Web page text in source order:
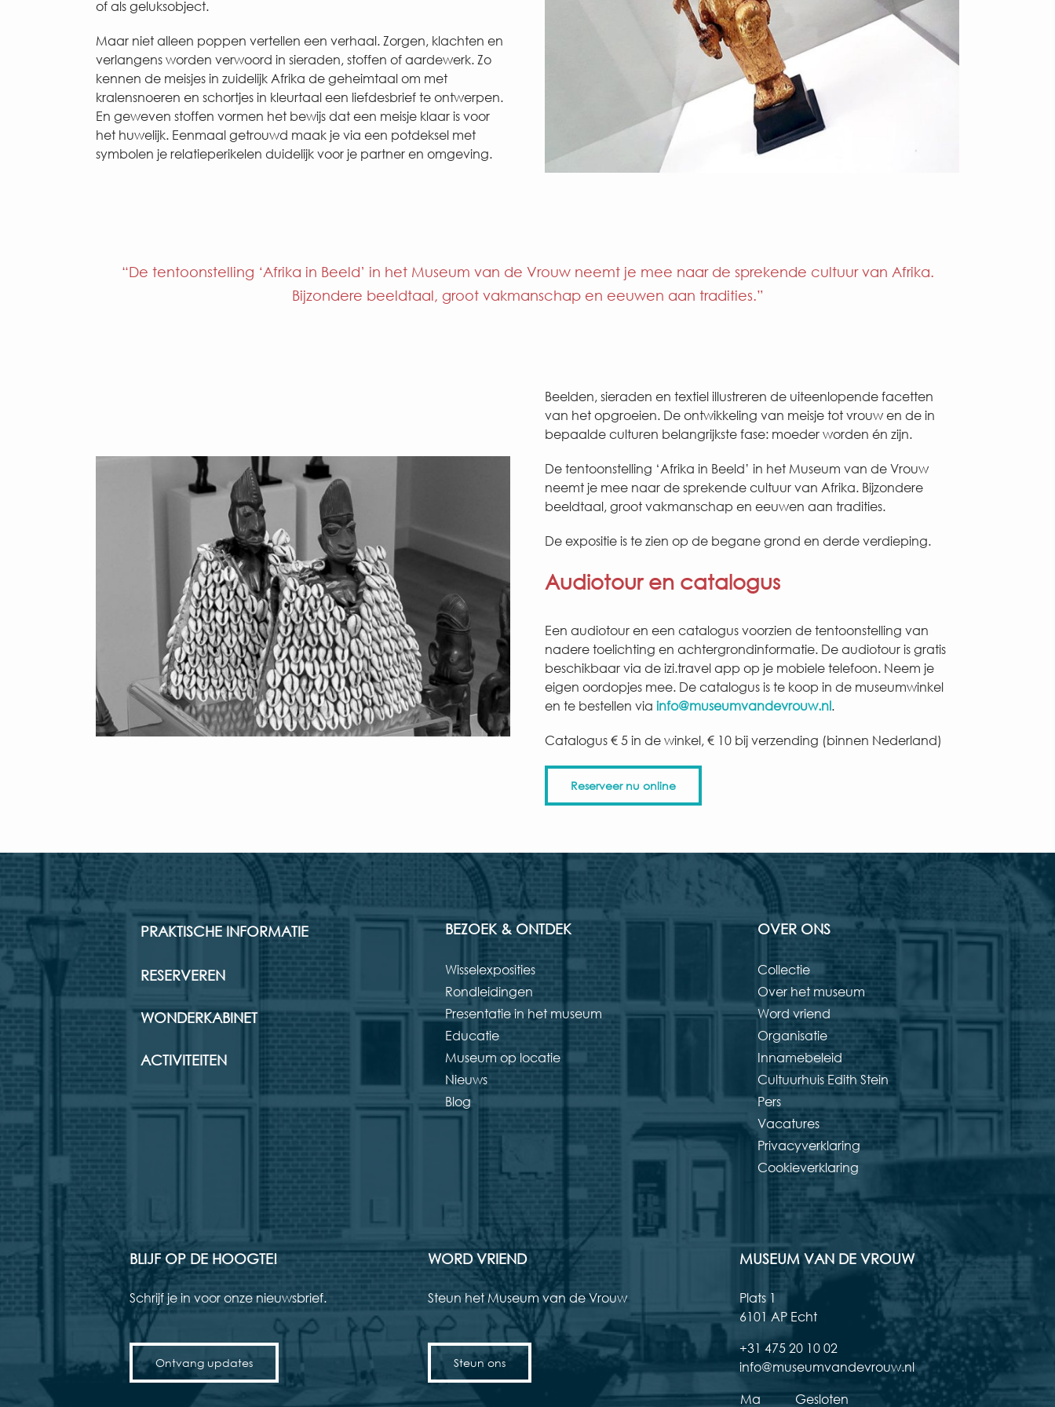
of als geluksobject.
Maar niet alleen poppen vertellen een verhaal. Zorgen, klachten en
verlangens worden verwoord in sieraden, stoffen of aardewerk. Zo
kennen de meisjes in zuidelijk Afrika de geheimtaal om met
kralensnoeren en schortjes in kleurtaal een liefdesbrief te ontwerpen.
En geweven stoffen vormen het bewijs dat een meisje klaar is voor
het huwelijk. Eenmaal getrouwd maak je via een potdeksel met
symbolen je relatieperikelen duidelijk voor je partner en omgeving.
“De tentoonstelling ‘Afrika in Beeld’ in het Museum van de Vrouw neemt je mee naar de sprekende cultuur van Afrika.
Bijzondere beeldtaal, groot vakmanschap en eeuwen aan tradities.”
Beelden, sieraden en textiel illustreren de uiteenlopende facetten
van het opgroeien. De ontwikkeling van meisje tot vrouw en de in
bepaalde culturen belangrijkste fase: moeder worden én zijn.
De tentoonstelling ‘Afrika in Beeld’ in het Museum van de Vrouw
neemt je mee naar de sprekende cultuur van Afrika. Bijzondere
beeldtaal, groot vakmanschap en eeuwen aan tradities.
De expositie is te zien op de begane grond en derde verdieping.
Audiotour en catalogus
Een audiotour en een catalogus voorzien de tentoonstelling van
nadere toelichting en achtergrondinformatie. De audiotour is gratis
beschikbaar via de izi.travel app op je mobiele telefoon. Neem je
eigen oordopjes mee. De catalogus is te koop in de museumwinkel
en te bestellen via info@museumvandevrouw.nl.
Catalogus € 5 in de winkel, € 10 bij verzending (binnen Nederland)
Reserveer nu online
PRAKTISCHE INFORMATIE
RESERVEREN
WONDERKABINET
ACTIVITEITEN
BEZOEK & ONTDEK
Wisselexposities
Rondleidingen
Presentatie in het museum
Educatie
Museum op locatie
Nieuws
Blog
OVER ONS
Collectie
Over het museum
Word vriend
Organisatie
Innamebeleid
Cultuurhuis Edith Stein
Pers
Vacatures
Privacyverklaring
Cookieverklaring
BLIJF OP DE HOOGTE!
Schrijf je in voor onze nieuwsbrief.
Ontvang updates
WORD VRIEND
Steun het Museum van de Vrouw
Steun ons
MUSEUM VAN DE VROUW
Plats 1
6101 AP Echt
+31 475 20 10 02
info@museumvandevrouw.nl
Ma
Gesloten